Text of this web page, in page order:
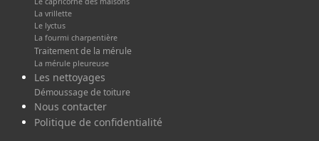
La vrillette
Le lyctus
La fourmi charpentière
Traitement de la mérule
La mérule pleureuse
Les nettoyages
Démoussage de toiture
Nous contacter
Politique de confidentialité